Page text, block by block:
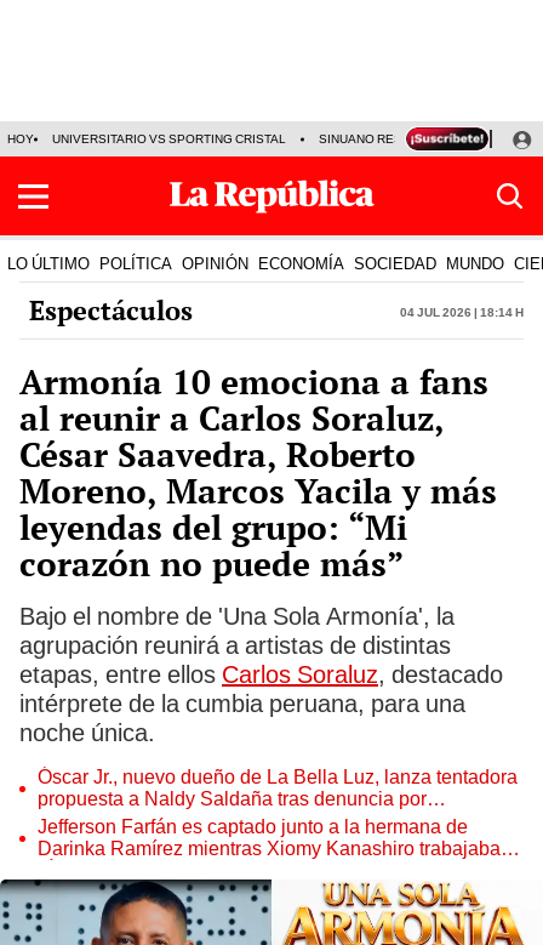
HOY UNIVERSITARIO VS SPORTING CRISTAL SINUANO RESULTADOS HOY
LO ÚLTIMO POLÍTICA OPINIÓN ECONOMÍA SOCIEDAD MUNDO
Espectáculos 04 Jul 2026 | 18:14 h
Armonía 10 emociona a fans
al reunir a Carlos Soraluz,
César Saavedra, Roberto
Moreno, Marcos Yacila y más
leyendas del grupo: “Mi
corazón no puede más”
Bajo el nombre de 'Una Sola Armonía', la
agrupación reunirá a artistas de distintas
etapas, entre ellos Carlos Soraluz, destacado
intérprete de la cumbia peruana, para una
noche única.
Óscar Jr., nuevo dueño de La Bella Luz, lanza tentadora
propuesta a Naldy Saldaña tras denuncia por
tocamientos
Jefferson Farfán es captado junto a la hermana de
Darinka Ramírez mientras Xiomy Kanashiro trabajaba: